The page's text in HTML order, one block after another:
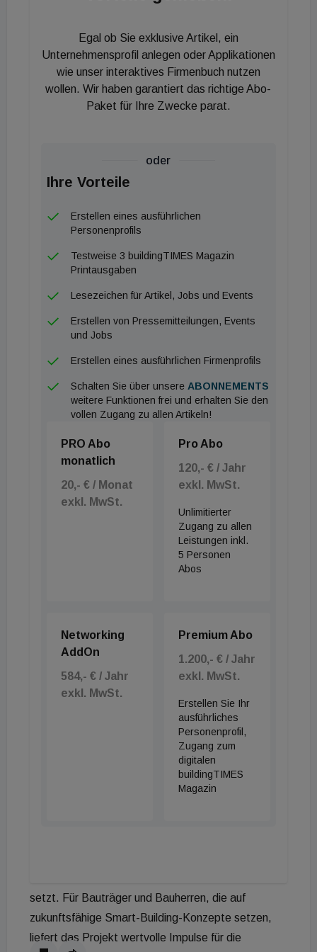
KI-Kamera die Umgebung und identifiziert
Anwendungsszenarien, zu denen unter anderem
das Lesen, Schreiben oder die Teilnahme an
Videokonferenzen zählen. Ein sechsachsiger
Roboterarm steuert den Lichtkegel daraufhin
Lichtintensität, was den Sehkomfort optimiert und
einer vorzeitigen Augenermüdung entgegenwirkt.
Empathische Schnittstelle im Raumkonzept
Neben dem rein funktionalen Arbeitslicht verfügt die
dieser Konfiguration verarbeitet die Software die
Mimik und Gestik von Personen im Raum und
übersetzt diese Parameter in dynamische
Lichtstimmungen, Farbwechsel sowie akustische
Rückmeldungen. Eine integrierte Gestensteuerung
erlaubt es zudem, dass das System
Handbewegungen in Echtzeit folgt oder auf
physische Berührungen des Gehäuses reagiert.
„Die Auszeichnung mit dem German Innovation
Award bestätigt unseren Kurs, Licht völlig neu zu
denken und die Grenzen des Machbaren zu
verschieben“, konstatiert Dr. Ulrich Weiss, Head of
Product Management & Innovation & Global IT bei
dem Beleuchtungshersteller. „Die Entwicklung von
Jury lobt intuitive Mensch-Technik-
Interaktion
Die offizielle Jurybegründung pointiert den Mehrwert
des Systems für die moderne Innenarchitektur und
das Facility Management. Den Expert:innen zufolge
wird die Herausforderung, künstliches Licht
individuell auf menschliche Bedürfnisse
setzt. Für Bauträger und Bauherren, die auf
zukunftsfähige Smart-Building-Konzepte setzen,
liefert das Projekt wertvolle Impulse für die
Egal ob Sie exklusive Artikel, ein
Unternehmensprofil anlegen oder Applikationen
wie unser interaktives Firmenbuch nutzen
wollen. Wir haben garantiert das richtige Abo-
Paket für Ihre Zwecke parat.
oder
Ihre Vorteile
Erstellen eines ausführlichen
Personenprofils
Testweise 3 buildingTIMES Magazin
Printausgaben
Lesezeichen für Artikel, Jobs und Events
Erstellen von Pressemitteilungen, Events
und Jobs
Erstellen eines ausführlichen Firmenprofils
Schalten Sie über unsere ABONNEMENTS
weitere Funktionen frei und erhalten Sie den
vollen Zugang zu allen Artikeln!
PRO Abo
monatlich
20,- € / Monat
exkl. MwSt.
Pro Abo
120,- € / Jahr
exkl. MwSt.
Unlimitierter
Zugang zu allen
Leistungen inkl.
5 Personen
Abos
Networking
AddOn
584,- € / Jahr
exkl. MwSt.
Premium Abo
1.200,- € / Jahr
exkl. MwSt.
Erstellen Sie Ihr
ausführliches
Personenprofil,
Zugang zum
digitalen
buildingTIMES
Magazin